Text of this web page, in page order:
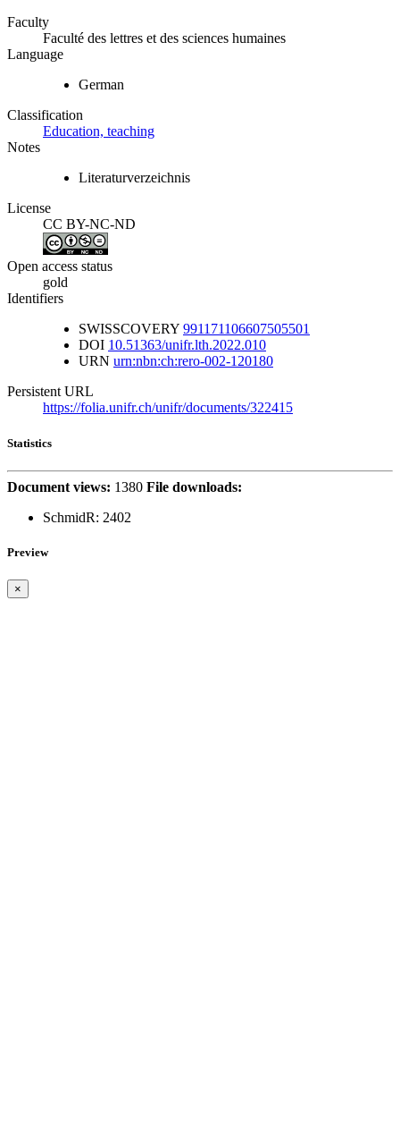
Faculty
Faculté des lettres et des sciences humaines
Language
German
Classification
Education, teaching
Notes
Literaturverzeichnis
License
CC BY-NC-ND
Open access status
gold
Identifiers
SWISSCOVERY 991171106607505501
DOI 10.51363/unifr.lth.2022.010
URN urn:nbn:ch:rero-002-120180
Persistent URL
https://folia.unifr.ch/unifr/documents/322415
Statistics
Document views: 1380 File downloads:
SchmidR: 2402
Preview
×